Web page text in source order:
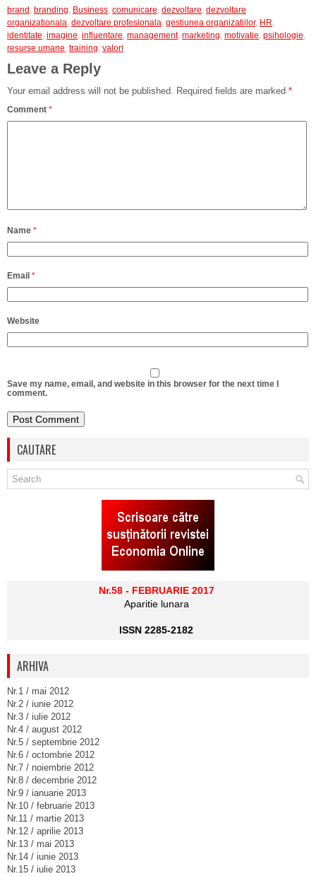
brand , branding, Business, comunicare, dezvoltare, dezvoltare
organizationala, dezvoltare profesionala, gestiunea organizatiilor, HR,
identitate, imagine, influentare, management, marketing, motivatie, psihologie,
resurse umane, training, valori
Leave a Reply
Your email address will not be published. Required fields are marked *
Comment *
Name *
Email *
Website
Save my name, email, and website in this browser for the next time I
comment.
CAUTARE
Nr.58 - FEBRUARIE 2017
Aparitie lunara
ISSN 2285-2182
ARHIVA
Nr.1 / mai 2012
Nr.2 / iunie 2012
Nr.3 / iulie 2012
Nr.4 / august 2012
Nr.5 / septembrie 2012
Nr.6 / octombrie 2012
Nr.7 / noiembrie 2012
Nr.8 / decembrie 2012
Nr.9 / ianuarie 2013
Nr.10 / februarie 2013
Nr.11 / martie 2013
Nr.12 / aprilie 2013
Nr.13 / mai 2013
Nr.14 / iunie 2013
Nr.15 / iulie 2013